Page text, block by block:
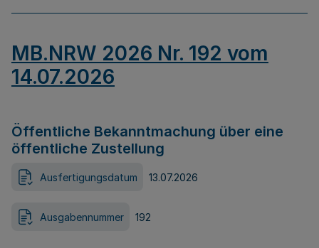
MB.NRW 2026 Nr. 192 vom
14.07.2026
Öffentliche Bekanntmachung über eine
öffentliche Zustellung
Ausfertigungsdatum 13.07.2026
Ausgabennummer 192